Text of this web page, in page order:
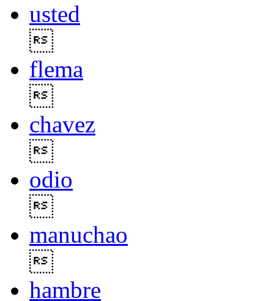
usted
flema
chavez
odio
manuchao
hambre